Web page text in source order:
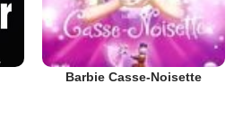
Barbie Casse-Noisette